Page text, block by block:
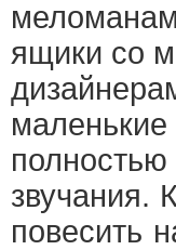
ящики со
звучания.
повесить